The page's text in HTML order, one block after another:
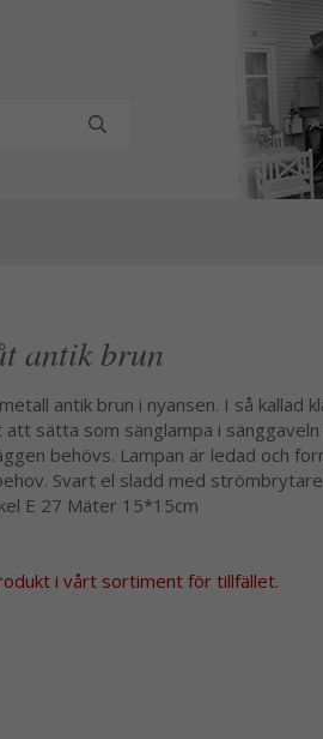
antik brun
antik brun i nyansen. I så kallad
sätta som sänglampa i
behövs. Lampan är ledad och
Svart el sladd med
E 27 Mäter 15*15cm
i vårt sortiment för tillfället.